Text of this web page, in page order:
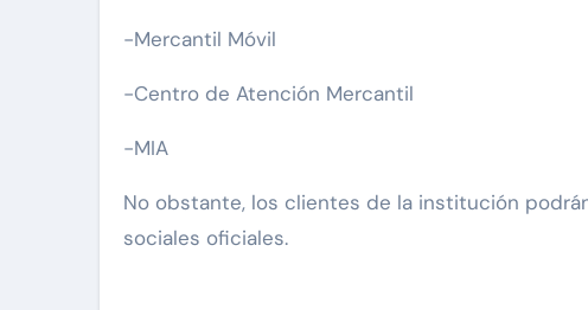
-Mercantil Móvil
-Centro de Atención Mercantil
-MIA
⁣No obstante, los clientes de la institución
sociales oficiales.